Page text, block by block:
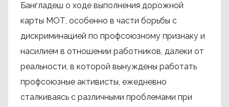
Бангладеш о ходе выполнения дорожной
карты МОТ, особенно в части борьбы с
дискриминацией по профсоюзному признаку и
насилием в отношении работников, далеки от
реальности, в которой вынуждены работать
профсоюзные активисты, ежедневно
сталкиваясь с различными проблемами при